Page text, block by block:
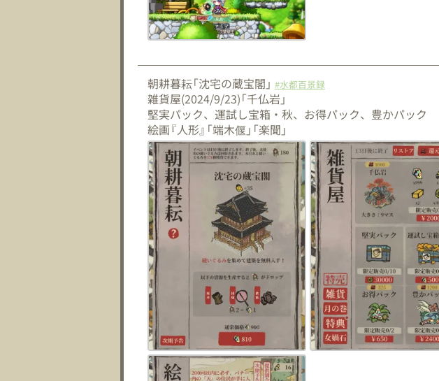
朝耕暮耘「沈宅の蔵宝閣」 #水都百景録
雑貨屋(2024/9/23)「千仏岩」
堅実パック、運試し宝箱・秋、お得パック、豊かパック
絵画『人形』「端木偃」「楽聞」